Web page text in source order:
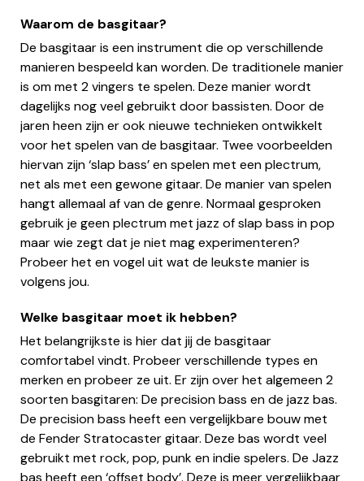
Waarom de basgitaar?
De basgitaar is een instrument die op verschillende
manieren bespeeld kan worden. De traditionele manier
is om met 2 vingers te spelen. Deze manier wordt
dagelijks nog veel gebruikt door bassisten. Door de
jaren heen zijn er ook nieuwe technieken ontwikkelt
voor het spelen van de basgitaar. Twee voorbeelden
hiervan zijn ‘slap bass’ en spelen met een plectrum,
net als met een gewone gitaar. De manier van spelen
hangt allemaal af van de genre. Normaal gesproken
gebruik je geen plectrum met jazz of slap bass in pop
maar wie zegt dat je niet mag experimenteren?
Probeer het en vogel uit wat de leukste manier is
volgens jou.
Welke basgitaar moet ik hebben?
Het belangrijkste is hier dat jij de basgitaar
comfortabel vindt. Probeer verschillende types en
merken en probeer ze uit. Er zijn over het algemeen 2
soorten basgitaren: De precision bass en de jazz bas.
De precision bass heeft een vergelijkbare bouw met
de Fender Stratocaster gitaar. Deze bas wordt veel
gebruikt met rock, pop, punk en indie spelers. De Jazz
bas heeft een ‘offset body’. Deze is meer vergelijkbaar